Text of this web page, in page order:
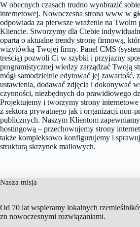
W obecnych czasach trudno wyobrazić
internetowej. Nowoczesna strona www w
odpowiada za pierwsze wrażenie na Twoim
Kliencie. Stworzymy dla Ciebie
opartą o aktualne trendy stronę firmową,
wizytówką Twojej firmy. Panel CMS
treścią) pozwoli Ci w szybki i przyjazny
programistycznej wiedzy zarządzać Twoją
mógł samodzielnie edytować jej zawartość,
ustawienia, dodawać zdjęcia i dokonywać
czynności, niezbędnych do prawidłowego
Projektujemy i tworzymy strony
z sektora prywatnego jak i organizacji non-
publicznych. Naszym Klientom
hostingową – przechowujemy strony
także kompleksowo konfigurujemy i
strukturą skrzynek mailowych.
Nasza misja
Od 70 lat wspieramy lokalnych
zn nowoczesnymi rozwiązaniami.